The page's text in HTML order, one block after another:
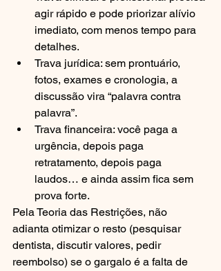
agir rápido e pode priorizar alívio
imediato, com menos tempo para
detalhes.
Trava jurídica: sem prontuário,
fotos, exames e cronologia, a
discussão vira “palavra contra
palavra”.
Trava financeira: você paga a
urgência, depois paga
retratamento, depois paga
laudos… e ainda assim fica sem
prova forte.
Pela Teoria das Restrições, não
adianta otimizar o resto (pesquisar
dentista, discutir valores, pedir
reembolso) se o gargalo é a falta de